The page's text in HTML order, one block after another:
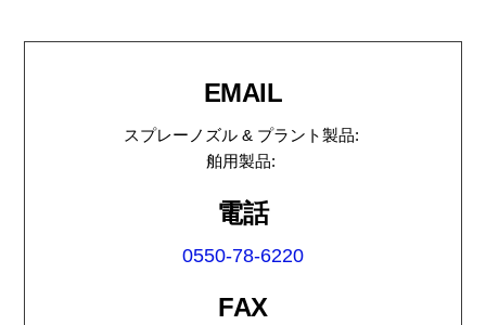
EMAIL
スプレーノズル & プラント製品:
舶用製品:
電話
0550-78-6220
FAX